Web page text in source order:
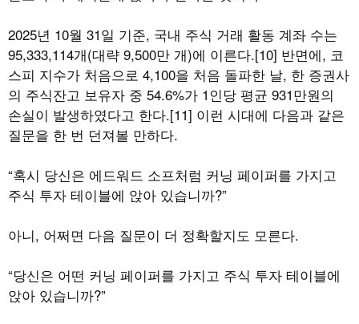
2025년 10월 31일 기준, 국내 주식 거래 활동 계좌 수는
95,333,114개(대략 9,500만 개)에 이른다.[10] 반면에, 코
스피 지수가 처음으로 4,100을 처음 돌파한 날, 한 증권사
의 주식잔고 보유자 중 54.6%가 1인당 평균 931만원의
손실이 발생하였다고 한다.[11] 이런 시대에 다음과 같은
질문을 한 번 던져볼 만하다.
“혹시 당신은 에드워드 소프처럼 커닝 페이퍼를 가지고
주식 투자 테이블에 앉아 있습니까?”
아니, 어쩌면 다음 질문이 더 정확할지도 모른다.
“당신은 어떤 커닝 페이퍼를 가지고 주식 투자 테이블에
앉아 있습니까?”